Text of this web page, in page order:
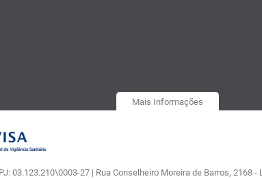
Mais Informações
03.123.210\0003-27 | Rua Conselheiro Moreira de Barros, 2168